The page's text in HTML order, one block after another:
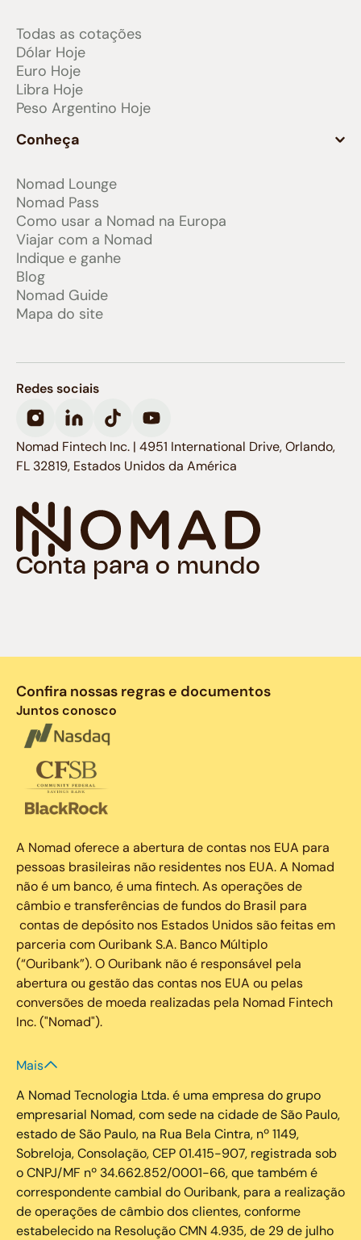
Todas as cotações
Dólar Hoje
Euro Hoje
Libra Hoje
Peso Argentino Hoje
Conheça
Nomad Lounge
Nomad Pass
Como usar a Nomad na Europa
Viajar com a Nomad
Indique e ganhe
Blog
Nomad Guide
Mapa do site
Conta para o mundo
Redes sociais
Nomad Fintech Inc. | 4951 International Drive, Orlando,
FL 32819, Estados Unidos da América
Confira nossas regras e documentos
Juntos conosco
A Nomad oferece a abertura de contas nos EUA para
pessoas brasileiras não residentes nos EUA. A Nomad
não é um banco, é uma fintech. As operações de
câmbio e transferências de fundos do Brasil para
contas de depósito nos Estados Unidos são feitas em
parceria com Ouribank S.A. Banco Múltiplo
(“Ouribank”). O Ouribank não é responsável pela
abertura ou gestão das contas nos EUA ou pelas
conversões de moeda realizadas pela Nomad Fintech
Inc. ("Nomad").
Mais
A Nomad Tecnologia Ltda. é uma empresa do grupo
empresarial Nomad, com sede na cidade de São Paulo,
estado de São Paulo, na Rua Bela Cintra, nº 1149,
Sobreloja, Consolação, CEP 01.415-907, registrada sob
o CNPJ/MF nº 34.662.852/0001-66, que também é
correspondente cambial do Ouribank, para a realização
de operações de câmbio dos clientes, conforme
estabelecido na Resolução CMN 4.935, de 29 de julho